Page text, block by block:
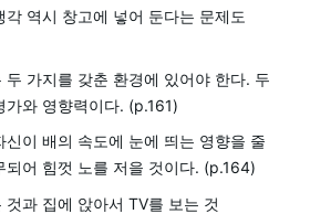
각 역시 창고에 넣어 둔다는 문제도
두 가지를 갖춘 환경에 있어야 한다. 두
가와 영향력이다. (p.161)
신이 배의 속도에 눈에 띄는 영향을 줄
되어 힘껏 노를 저을 것이다. (p.164)
것과 집에 앉아서 TV를 보는 것